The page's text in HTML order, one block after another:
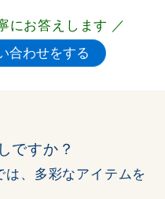
にお答えします ／
ですか？
、多彩なアイテムを